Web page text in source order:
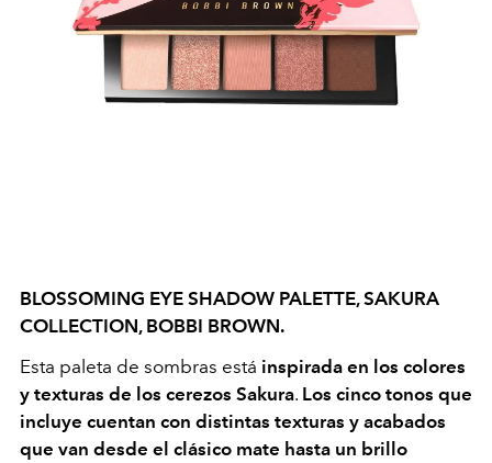
BLOSSOMING EYE SHADOW PALETTE, SAKURA
COLLECTION, BOBBI BROWN.
Esta paleta de sombras está inspirada en los colores
y texturas de los cerezos Sakura. Los cinco tonos que
incluye cuentan con distintas texturas y acabados
que van desde el clásico mate hasta un brillo